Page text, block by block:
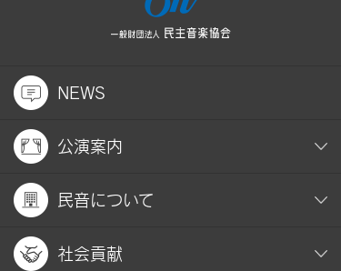
NEWS
公演案内
民音について
社会貢献